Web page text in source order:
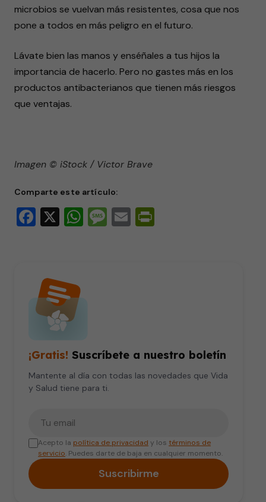
microbios se vuelvan más resistentes, cosa que nos
pone a todos en más peligro en el futuro.
Lávate bien las manos y enséñales a tus hijos la
importancia de hacerlo. Pero no gastes más en los
productos antibacterianos que tienen más riesgos
que ventajas.
Imagen © iStock / Victor Brave
Comparte este artículo:
Facebook
X WhatsApp
Message
Email
¡Gratis! Suscríbete a nuestro boletín
Mantente al día con todas las novedades que Vida
y Salud tiene para ti.
Acepto la política de privacidad y los términos de
servicio. Puedes darte de baja en cualquier momento.
Suscribirme